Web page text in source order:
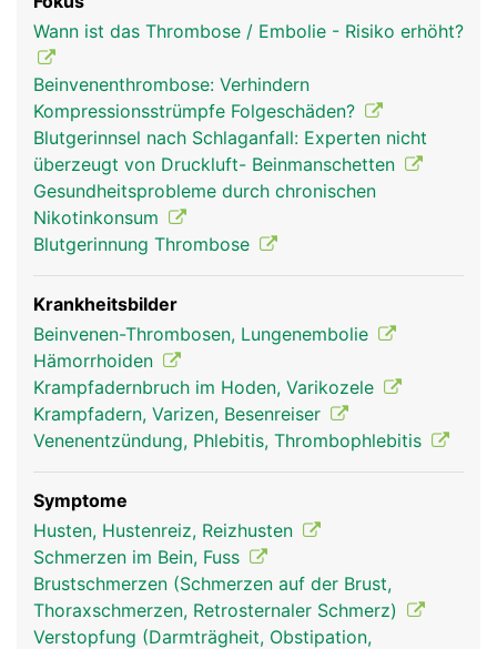
venen frau venen mann
Wann ist das Thrombose / Embolie - Risiko erhöht?
Beinvenenthrombose: Verhindern
Kompressionsstrümpfe Folgeschäden?
Blutgerinnsel nach Schlaganfall: Experten nicht
überzeugt von Druckluft- Beinmanschetten
Gesundheitsprobleme durch chronischen
Nikotinkonsum
Blutgerinnung Thrombose
Krankheitsbilder
Beinvenen-Thrombosen, Lungenembolie
Hämorrhoiden
Krampfadernbruch im Hoden, Varikozele
Krampfadern, Varizen, Besenreiser
Venenentzündung, Phlebitis, Thrombophlebitis
Symptome
Husten, Hustenreiz, Reizhusten
Schmerzen im Bein, Fuss
Brustschmerzen (Schmerzen auf der Brust,
Thoraxschmerzen, Retrosternaler Schmerz)
Verstopfung (Darmträgheit, Obstipation,